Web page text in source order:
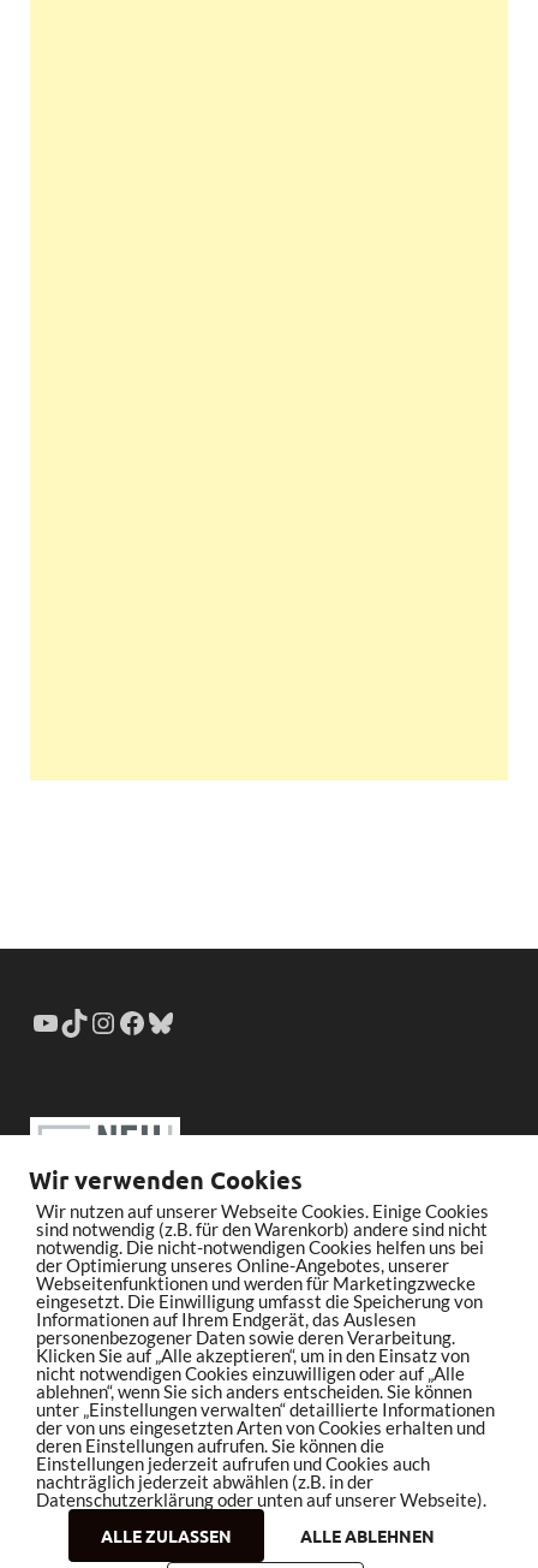
Wir verwenden Cookies
Wir nutzen auf unserer Webseite Cookies. Einige Cookies
sind notwendig (z.B. für den Warenkorb) andere sind nicht
notwendig. Die nicht-notwendigen Cookies helfen uns bei
der Optimierung unseres Online-Angebotes, unserer
Webseitenfunktionen und werden für Marketingzwecke
eingesetzt. Die Einwilligung umfasst die Speicherung von
Informationen auf Ihrem Endgerät, das Auslesen
personenbezogener Daten sowie deren Verarbeitung.
Klicken Sie auf „Alle akzeptieren“, um in den Einsatz von
nicht notwendigen Cookies einzuwilligen oder auf „Alle
ablehnen“, wenn Sie sich anders entscheiden. Sie können
unter „Einstellungen verwalten“ detaillierte Informationen
der von uns eingesetzten Arten von Cookies erhalten und
deren Einstellungen aufrufen. Sie können die
Einstellungen jederzeit aufrufen und Cookies auch
nachträglich jederzeit abwählen (z.B. in der
Datenschutzerklärung oder unten auf unserer Webseite).
ALLE ZULASSEN
ALLE ABLEHNEN